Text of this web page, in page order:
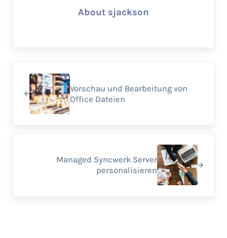
About sjackson
Vorschau und Bearbeitung von
Office Dateien
Managed Syncwerk Server
personalisieren